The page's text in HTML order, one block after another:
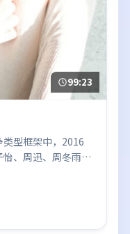
99:23
型框架中，2016
、周迅、周冬雨、
质偏英国都市与冷